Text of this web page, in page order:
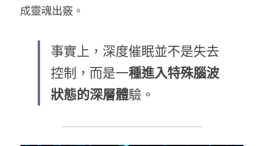
預約各項服務
解夢與清醒夢工作坊
催眠師進修班
證照班報名
一個小時理解催眠
各式文章
好評回饋
官方LINE
LINE社群
成靈魂出竅。
事實上，深度催眠並不是失去
控制，而是一種進入特殊腦波
狀態的深層體驗。